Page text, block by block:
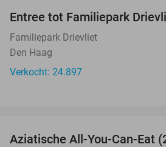
Entree tot Familiepark
Familiepark Drievliet
Den Haag
Verkocht: 24.897
Aziatische All-You-Can-Eat